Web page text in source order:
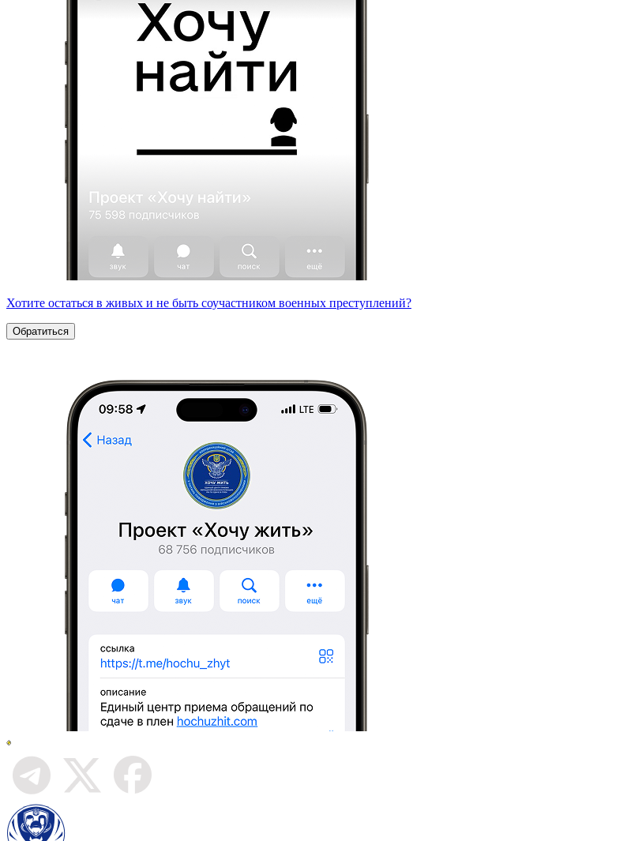
Хотите остаться в живых и не быть соучастником военных преступлений?
Обратиться